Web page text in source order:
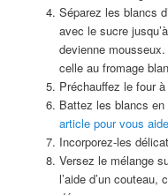
Séparez les blancs
avec le sucre
devienne
celle au fromage
Préchauffez le four à
Battez les blancs
article pour vous
Incorporez-les
Versez le mélange
l’aide d’un